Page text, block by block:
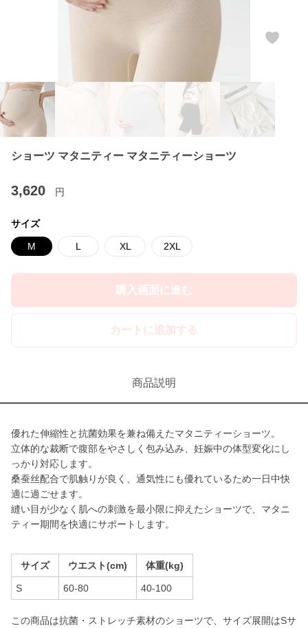
ショーツ マタニティー マタニティーショーツ
3,620 円
サイズ
M L XL 2XL
購入画面に進む
カートに追加する
商品説明
優れた伸縮性と抗菌効果を兼ね備えたマタニティーショーツ。
立体的な裁断で腹部をやさしく包み込み、妊娠中の体型変化にし
っかり対応します。
桑蚕丝配合で肌触りが良く、通気性にも優れているため一日中快
適に過ごせます。
縫い目が少なく肌への刺激を最小限に抑えたショーツで、マタニ
ティー期間を快適にサポートします。
サイズ ウエスト(cm) 体重(kg)
S 60-80 40-100
この商品は抗菌・ストレッチ素材のショーツで、サイズ展開はSサ